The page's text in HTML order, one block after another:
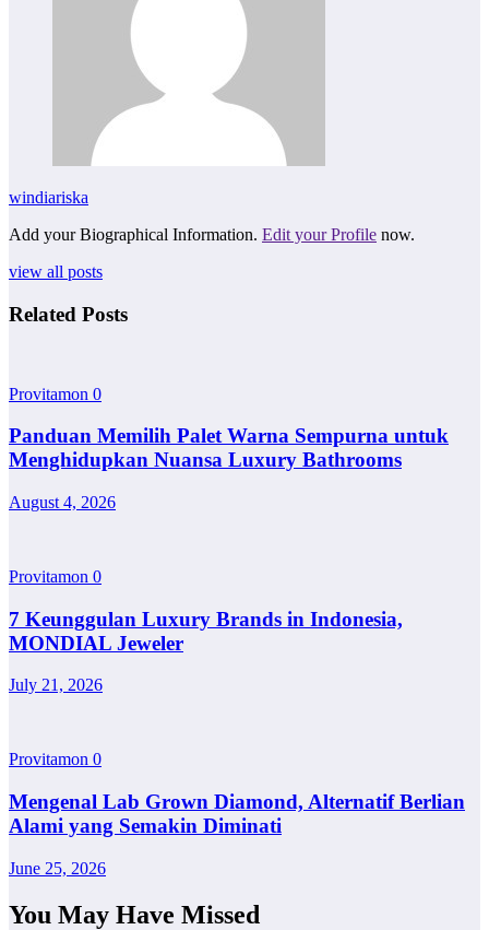
windiariska
Add your Biographical Information. Edit your Profile now.
view all posts
Related Posts
Provitamon 0
Panduan Memilih Palet Warna Sempurna untuk
Menghidupkan Nuansa Luxury Bathrooms
August 4, 2026
Provitamon 0
7 Keunggulan Luxury Brands in Indonesia,
MONDIAL Jeweler
July 21, 2026
Provitamon 0
Mengenal Lab Grown Diamond, Alternatif Berlian
Alami yang Semakin Diminati
June 25, 2026
You May Have Missed